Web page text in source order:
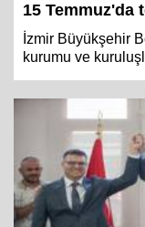
15 Temmuz'da
İzmir Büyükşehir
kurumu ve